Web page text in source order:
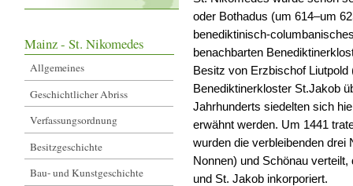
Mainz - St. Nikomedes
Allgemeines
Geschichtlicher Abriss
Verfassungsordnung
Besitzgeschichte
Bau- und Kunstgeschichte
oder Bothadus (um 614–um
benediktinisch-
benachbarten
Besitz von Erzbischof
Benediktinerkloster St.Jakob
Jahrhunderts siedelten sich
erwähnt werden. Um 1441
wurden die verbleibenden drei
Nonnen) und Schönau
und St. Jakob inkorporiert.